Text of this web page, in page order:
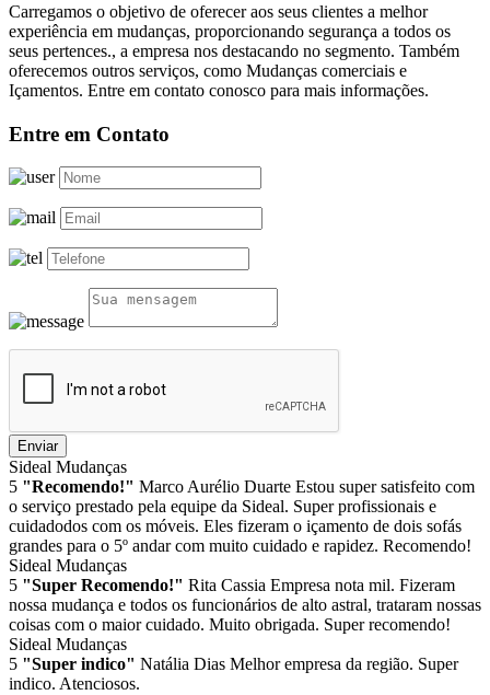
Carregamos o objetivo de oferecer aos seus clientes a melhor
experiência em mudanças, proporcionando segurança a todos os
seus pertences., a empresa nos destacando no segmento. Também
oferecemos outros serviços, como Mudanças comerciais e
Içamentos. Entre em contato conosco para mais informações.
Entre em Contato
Enviar
Sideal Mudanças
5 "Recomendo!" Marco Aurélio Duarte Estou super satisfeito com
o serviço prestado pela equipe da Sideal. Super profissionais e
cuidadodos com os móveis. Eles fizeram o içamento de dois sofás
grandes para o 5º andar com muito cuidado e rapidez. Recomendo!
Sideal Mudanças
5 "Super Recomendo!" Rita Cassia Empresa nota mil. Fizeram
nossa mudança e todos os funcionários de alto astral, trataram nossas
coisas com o maior cuidado. Muito obrigada. Super recomendo!
Sideal Mudanças
5 "Super indico" Natália Dias Melhor empresa da região. Super
indico. Atenciosos.